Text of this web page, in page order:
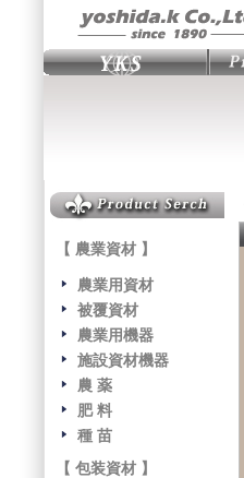
【 農業資材 】
農業用資材
被覆資材
農業用機器
施設資材機器
農 薬
肥 料
種 苗
【 包装資材 】